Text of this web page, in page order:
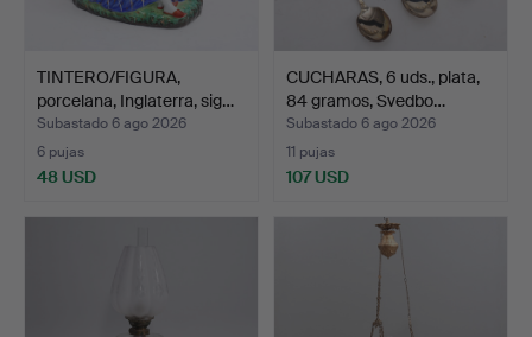
TINTERO/FIGURA,
porcelana, Inglaterra, sig…
Subastado 6 ago 2026
6 pujas
48 USD
CUCHARAS, 6 uds., plata,
84 gramos, Svedbo…
Subastado 6 ago 2026
11 pujas
107 USD